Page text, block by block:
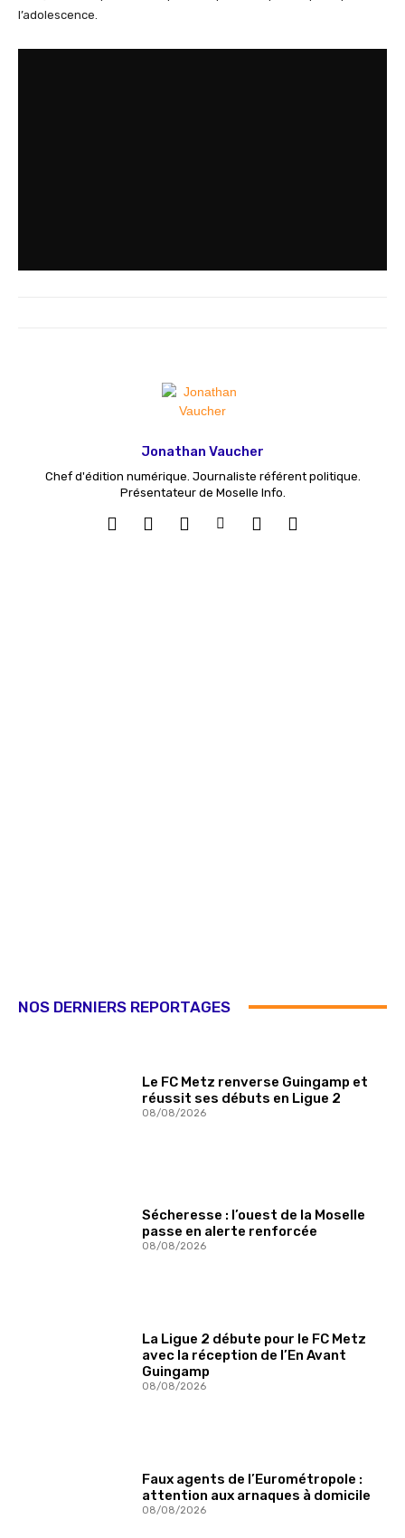
l’adolescence.
Jonathan Vaucher
Chef d'édition numérique. Journaliste référent politique.
Présentateur de Moselle Info.
NOS DERNIERS REPORTAGES
Le FC Metz renverse Guingamp et
réussit ses débuts en Ligue 2
08/08/2026
Sécheresse : l’ouest de la Moselle
passe en alerte renforcée
08/08/2026
La Ligue 2 débute pour le FC Metz
avec la réception de l’En Avant
Guingamp
08/08/2026
Faux agents de l’Eurométropole :
attention aux arnaques à domicile
08/08/2026